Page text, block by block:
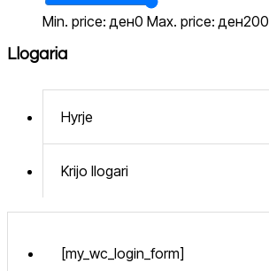
Min. price: ден0 Max. price: ден200
Llogaria
Hyrje
Krijo llogari
[my_wc_login_form]